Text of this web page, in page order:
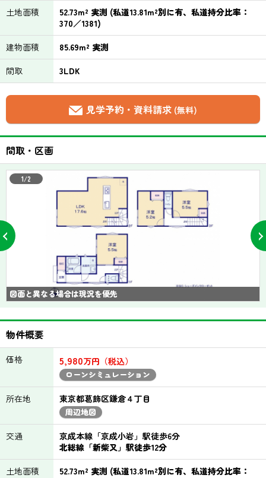
土地面積
52.73m² 実測 (私道13.81m²別に有、私道持分比率：
370／1381)
建物面積
85.69m² 実測
間取
3LDK
見学予約・資料請求 (無料)
間取・区画
図面と異なる場合は現況を優先
1/2
物件概要
価格 5,980万円（税込）
ローンシミュレーション
所在地 東京都葛飾区鎌倉４丁目
周辺地図
交通
京成本線「京成小岩」駅徒歩6分
北総線「新柴又」駅徒歩12分
土地面積
52.73m² 実測 (私道13.81m²別に有、私道持分比率：